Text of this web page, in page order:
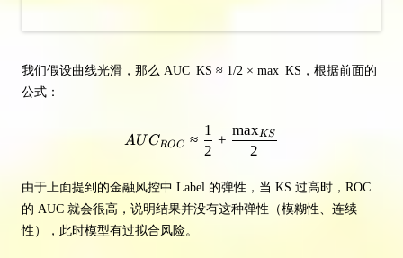
我们假设曲线光滑，那么 AUC_KS ≈ 1/2 × max_KS，根据前面的
公式：
AUC_{ROC} \approx
AU CROC ≈
2
1
+
2
maxKS
由于上面提到的金融风控中 Label 的弹性，当 KS 过高时，ROC
的 AUC 就会很高，说明结果并没有这种弹性（模糊性、连续
性），此时模型有过拟合风险。